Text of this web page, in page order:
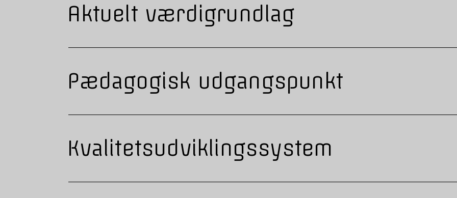
Aktuelt værdigrundlag
Pædagogisk udgangspunkt
Kvalitetsudviklingssystem